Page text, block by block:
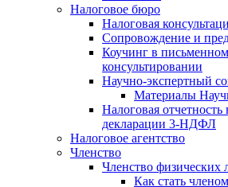
Налоговое бюро
Налоговая
Cопровождение и
Коучинг в
консультировании
Научно-экспертный
Материалы
Налоговая
декларации 3-НДФЛ
Налоговое агентство
Членство
Членство физических
Как стать